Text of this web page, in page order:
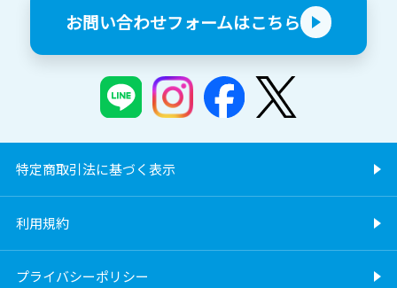
お問い合わせフォームはこちら
特定商取引法に基づく表示
利用規約
プライバシーポリシー